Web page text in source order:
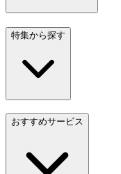
特集から探す
おすすめサービス